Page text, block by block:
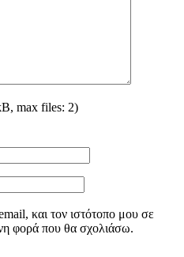
max files: 2)
και τον ιστότοπο μου σε
φορά που θα σχολιάσω.